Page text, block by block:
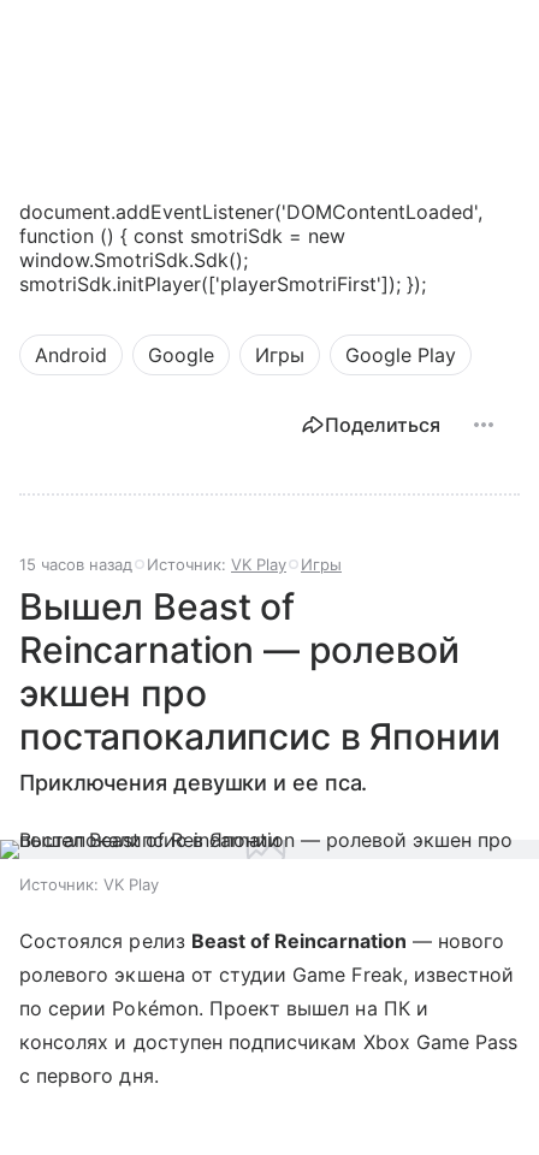
document.addEventListener('DOMContentLoaded',
function () { const smotriSdk = new
window.SmotriSdk.Sdk();
smotriSdk.initPlayer(['playerSmotriFirst']); });
Android Google Игры Google Play
Поделиться
15 часов назад Источник: VK Play Игры
Вышел Beast of
Reincarnation — ролевой
экшен про
постапокалипсис в Японии
Приключения девушки и ее пса.
Источник: VK Play
Состоялся релиз Beast of Reincarnation — нового
ролевого экшена от студии Game Freak, известной
по серии Pokémon. Проект вышел на ПК и
консолях и доступен подписчикам Xbox Game Pass
с первого дня.